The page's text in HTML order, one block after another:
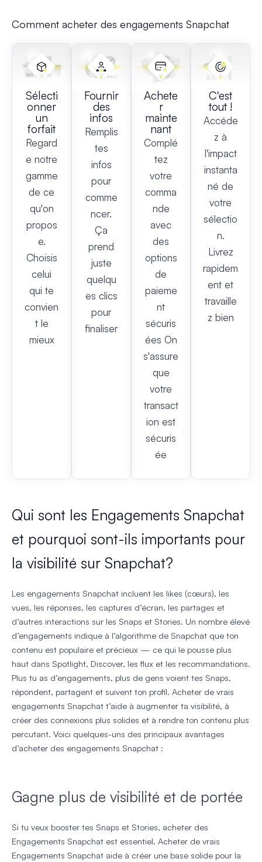
Comment acheter des engagements Snapchat
Sélecti
onner
un
forfait
Regard
e notre
gamme
de ce
qu'on
propos
e.
Choisis
celui
qui te
convien
t le
mieux
Fournir
des
infos
Remplis
tes
infos
pour
comme
ncer.
Ça
prend
juste
quelqu
es clics
pour
finaliser
Achete
r
mainte
nant
Complé
tez
votre
comma
nde
avec
des
options
de
paieme
nt
sécuris
ées On
s'assure
que
votre
transact
ion est
sécuris
ée
C'est
tout !
Accéde
z à
l'impact
instanta
né de
votre
sélectio
n.
Livrez
rapidem
ent et
travaille
z bien
Qui sont les Engagements Snapchat
et pourquoi sont-ils importants pour
la visibilité sur Snapchat?
Les engagements Snapchat incluent les likes (cœurs), les
vues, les réponses, les captures d’écran, les partages et
d’autres interactions sur les Snaps et Stories. Un nombre élevé
d’engagements indique à l’algorithme de Snapchat que ton
contenu est populaire et précieux — ce qui le pousse plus
haut dans Spotlight, Discover, les flux et les recommandations.
Plus tu as d’engagements, plus de gens voient tes Snaps,
répondent, partagent et suivent ton profil. Acheter de vrais
engagements Snapchat t’aide à augmenter ta visibilité, à
créer des connexions plus solides et à rendre ton contenu plus
percutant. Voici quelques-uns des principaux avantages
d’acheter des engagements Snapchat :
Gagne plus de visibilité et de portée
Si tu veux booster tes Snaps et Stories, acheter des
Engagements Snapchat est essentiel. Acheter de vrais
Engagements Snapchat aide à créer une base solide pour la